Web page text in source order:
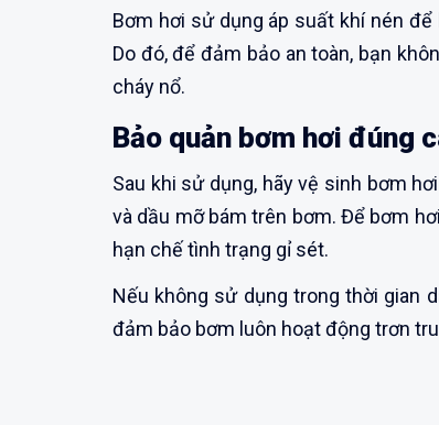
Bơm hơi sử dụng áp suất khí nén
Do đó, để đảm bảo an toàn, bạn
cháy nổ.
Bảo quản bơm hơi đúng
Sau khi sử dụng, hãy vệ sinh bơm
và dầu mỡ bám trên bơm. Để bơm
hạn chế tình trạng gỉ sét.
Nếu không sử dụng trong thời gian
đảm bảo bơm luôn hoạt động trơn